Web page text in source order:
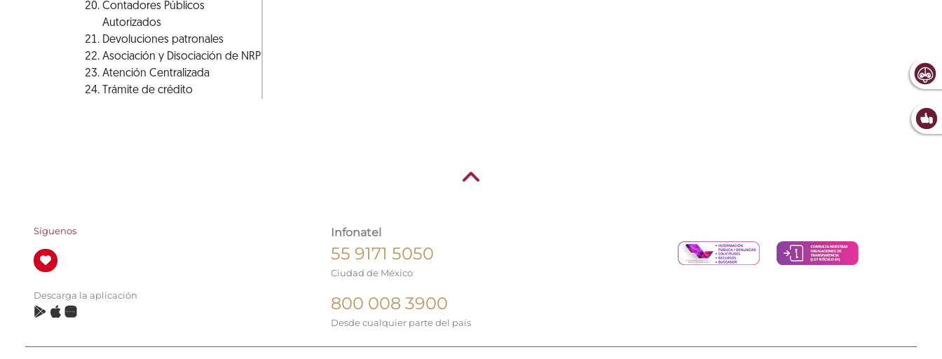
Contadores Públicos
Autorizados
Devoluciones patronales
Asociación y Disociación de NRP
Atención Centralizada
Trámite de crédito
Síguenos
Descarga la aplicación
Infonatel
55 9171 5050
Ciudad de México
800 008 3900
Desde cualquier parte del país